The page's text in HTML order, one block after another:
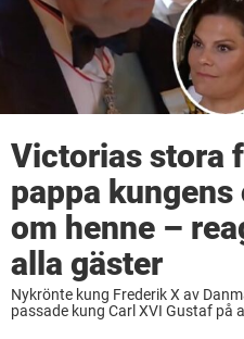
Victorias stora
pappa kungens
om henne –
alla gäster
Nykrönte kung Frederik X av
passade kung Carl XVI Gustaf på